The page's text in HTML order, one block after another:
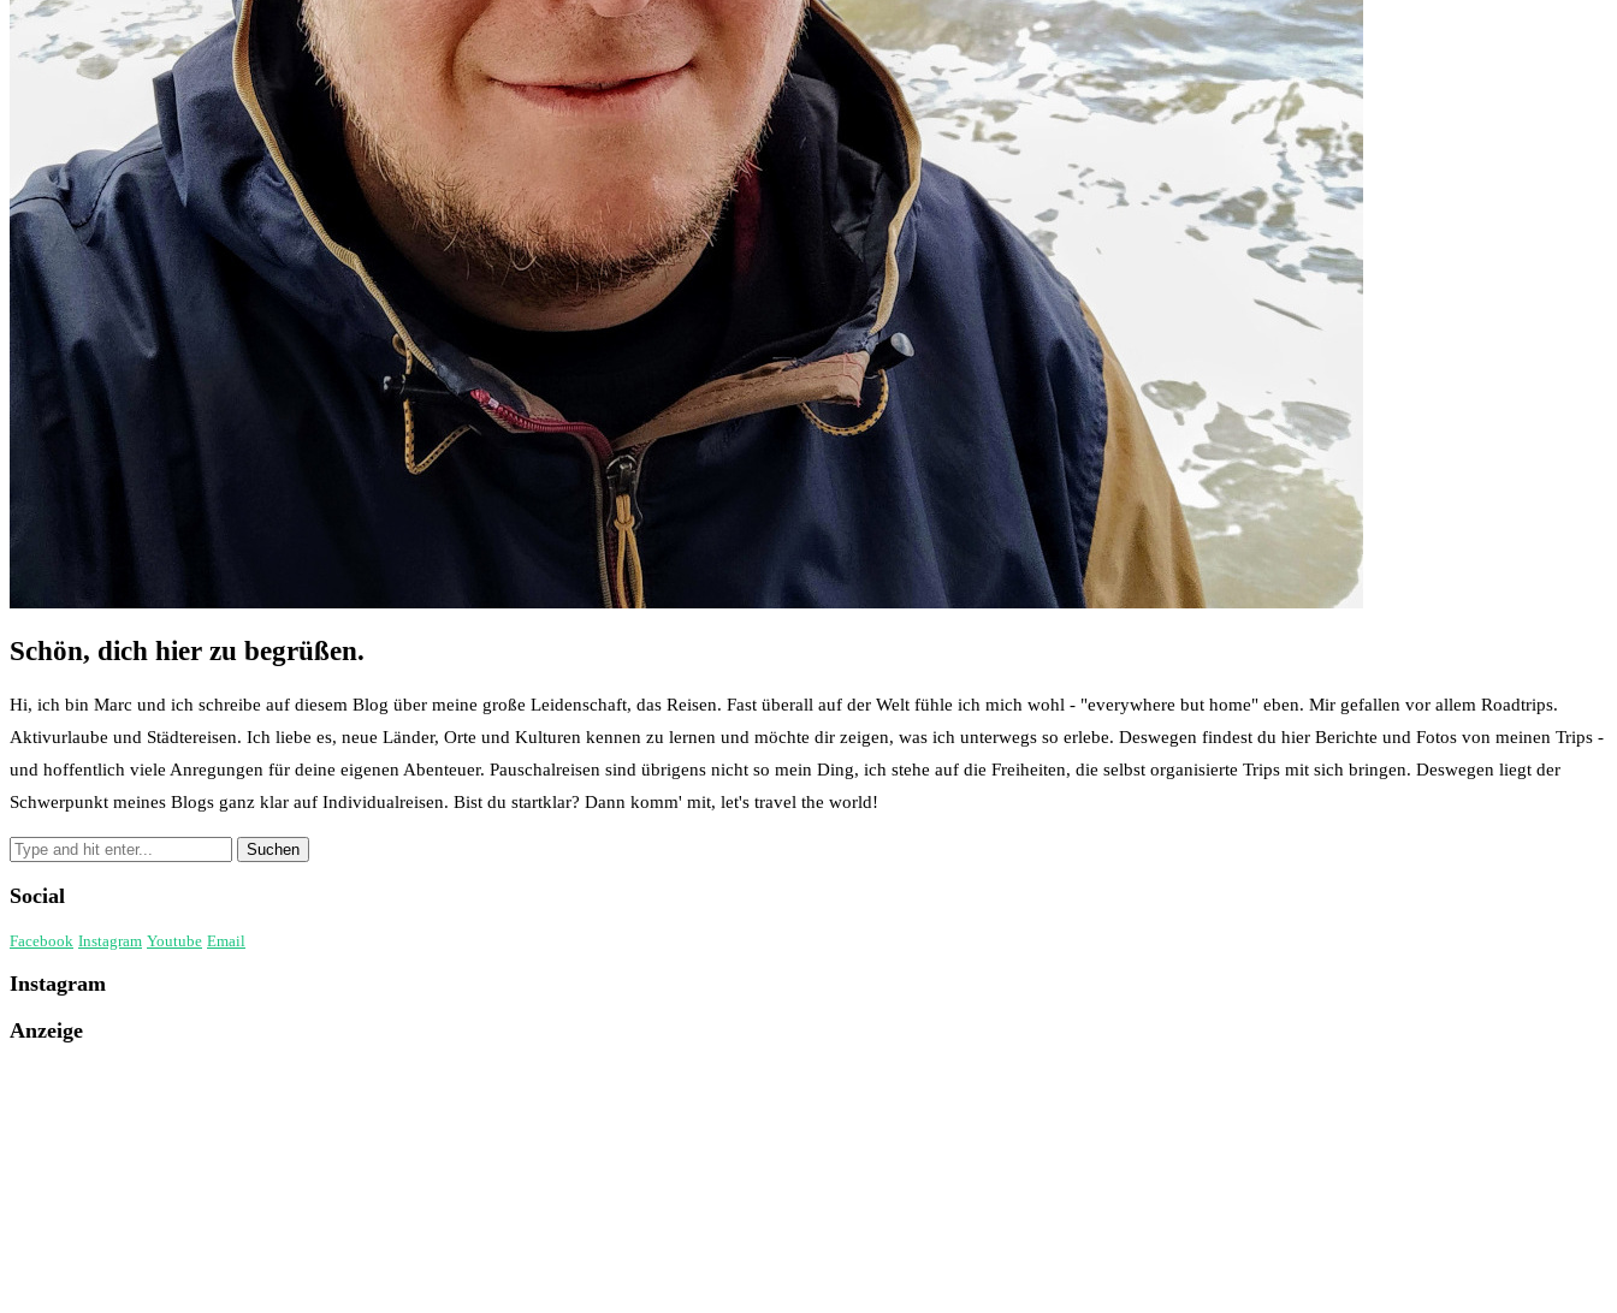
Schön, dich hier zu begrüßen.
Hi, ich bin Marc und ich schreibe auf diesem Blog über meine große Leidenschaft, das Reisen. Fast überall auf der Welt fühle ich mich wohl - "everywhere but home" eben. Mir gefallen vor allem Roadtrips.
Aktivurlaube und Städtereisen. Ich liebe es, neue Länder, Orte und Kulturen kennen zu lernen und möchte dir zeigen, was ich unterwegs so erlebe. Deswegen findest du hier Berichte und Fotos von meinen Trips -
und hoffentlich viele Anregungen für deine eigenen Abenteuer. Pauschalreisen sind übrigens nicht so mein Ding, ich stehe auf die Freiheiten, die selbst organisierte Trips mit sich bringen. Deswegen liegt der
Schwerpunkt meines Blogs ganz klar auf Individualreisen. Bist du startklar? Dann komm' mit, let's travel the world!
Social
Facebook Instagram Youtube Email
Instagram
Anzeige